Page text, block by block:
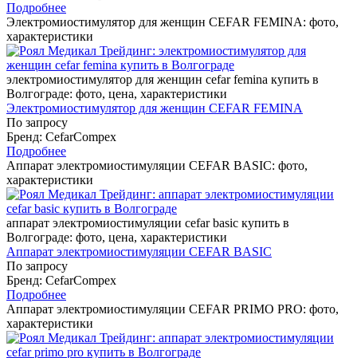
Подробнее
Электромиостимулятор для женщин CEFAR FEMINA: фото,
характеристики
электромиостимулятор для женщин cefar femina купить в
Волгограде: фото, цена, характеристики
Электромиостимулятор для женщин CEFAR FEMINA
По запросу
Бренд: CefarCompex
Подробнее
Аппарат электромиостимуляции CEFAR BASIC: фото,
характеристики
аппарат электромиостимуляции cefar basic купить в
Волгограде: фото, цена, характеристики
Аппарат электромиостимуляции CEFAR BASIC
По запросу
Бренд: CefarCompex
Подробнее
Аппарат электромиостимуляции CEFAR PRIMO PRO: фото,
характеристики